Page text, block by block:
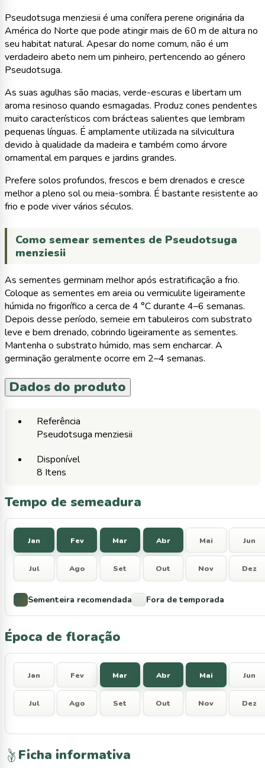
Pseudotsuga menziesii é uma conífera perene originária da
América do Norte que pode atingir mais de 60 m de altura no
seu habitat natural. Apesar do nome comum, não é um
verdadeiro abeto nem um pinheiro, pertencendo ao género
Pseudotsuga.
As suas agulhas são macias, verde-escuras e libertam um
aroma resinoso quando esmagadas. Produz cones pendentes
muito característicos com brácteas salientes que lembram
pequenas línguas. É amplamente utilizada na silvicultura
devido à qualidade da madeira e também como árvore
ornamental em parques e jardins grandes.
Prefere solos profundos, frescos e bem drenados e cresce
melhor a pleno sol ou meia-sombra. É bastante resistente ao
frio e pode viver vários séculos.
Como semear sementes de Pseudotsuga
menziesii
As sementes germinam melhor após estratificação a frio.
Coloque as sementes em areia ou vermiculite ligeiramente
húmida no frigorífico a cerca de 4 °C durante 4–6 semanas.
Depois desse período, semeie em tabuleiros com substrato
leve e bem drenado, cobrindo ligeiramente as sementes.
Mantenha o substrato húmido, mas sem encharcar. A
germinação geralmente ocorre em 2–4 semanas.
Dados do produto
Referência
Pseudotsuga menziesii
Disponível
8 Itens
Tempo de semeadura
Jan Fev Mar Abr Mai Jun
Jul Ago Set Out Nov Dez
Sementeira recomendada Fora de temporada
Época de floração
Jan Fev Mar Abr Mai Jun
Jul Ago Set Out Nov Dez
Ficha informativa